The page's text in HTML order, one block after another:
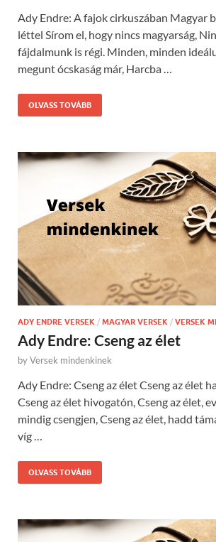
Ady Endre: A fajok cirkuszában Magyar
léttel Sírom el, hogy nincs magyarság,
fájdalmunk is régi. Minden, minden
megunt ócskaság már, Harcba …
OLVASS TOVÁBB
ADY ENDRE VERSEK / MAGYAR VERSEK / VERSEK
Ady Endre: Cseng az élet
byVersek mindenkinek
Ady Endre: Cseng az élet Cseng az élet
Cseng az élet hivogatón, Cseng az élet,
mindig csengjen, Cseng az élet, hadd
víg …
OLVASS TOVÁBB